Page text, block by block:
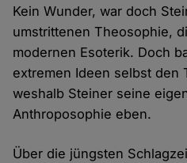
Kein Wunder, war doch
umstrittenen Theosophie,
modernen Esoterik. Doch
extremen Ideen selbst den
weshalb Steiner seine
Anthroposophie eben.
Über die jüngsten